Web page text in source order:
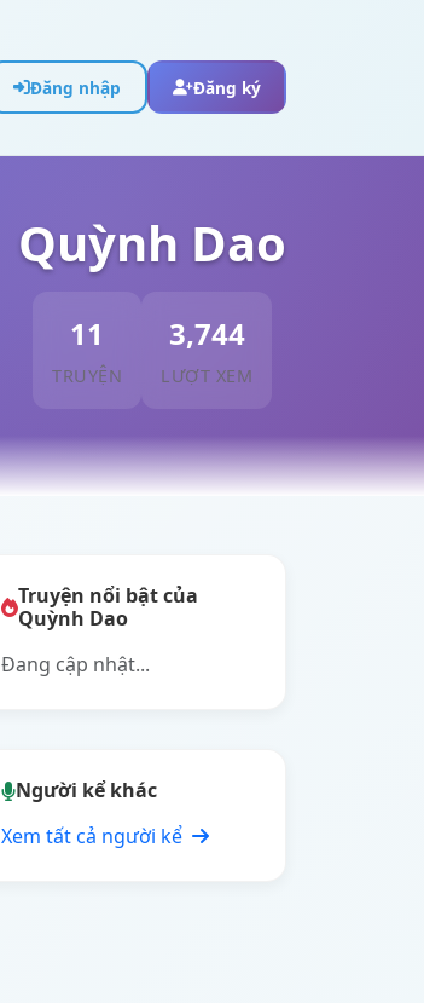
Đăng nhập Đăng ký
Quỳnh Dao
11
TRUYỆN
3,744
LƯỢT XEM
Truyện nổi bật của
Quỳnh Dao
Đang cập nhật...
Người kể khác
Xem tất cả người kể